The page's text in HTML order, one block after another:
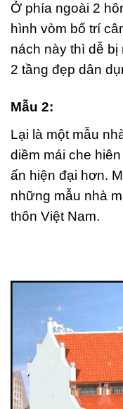
Ở phía ngoài 2
hình vòm bố trí
nách này thì dễ
2 tầng đẹp dân
Mẫu 2:
Lại là một mẫu
diềm mái che
ấn hiện đại hơn.
những mẫu nhà
thôn Việt Nam.